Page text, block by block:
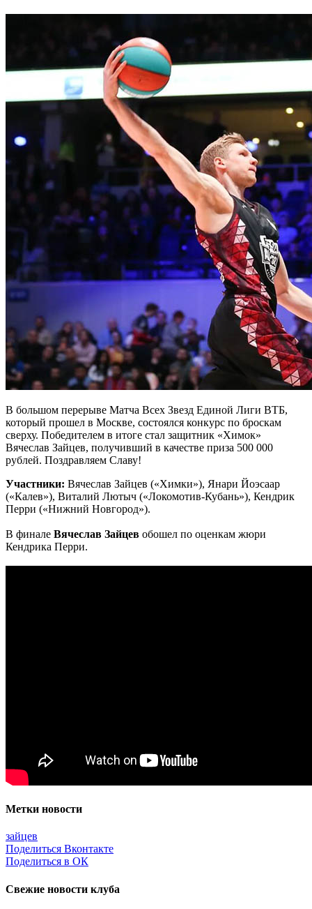
В большом перерыве Матча Всех Звезд Единой Лиги ВТБ,
который прошел в Москве, состоялся конкурс по броскам
сверху. Победителем в итоге стал защитник «Химок»
Вячеслав Зайцев, получивший в качестве приза 500 000
рублей. Поздравляем Славу!
Участники: Вячеслав Зайцев («Химки»), Янари Йоэсаар
(«Калев»), Виталий Лютыч («Локомотив-Кубань»), Кендрик
Перри («Нижний Новгород»).
В финале Вячеслав Зайцев обошел по оценкам жюри
Кендрика Перри.
Метки новости
зайцев
Поделиться Вконтакте
Поделиться в ОК
Свежие новости клуба